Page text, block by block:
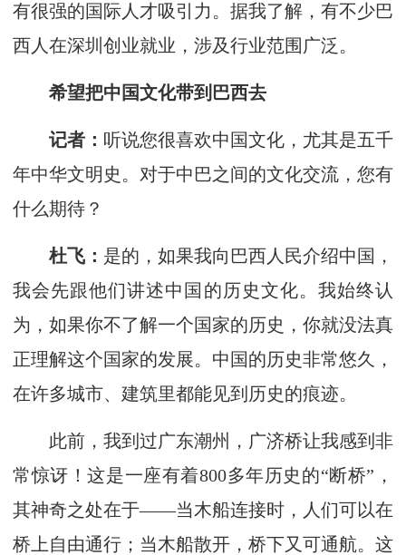
有很强的国际人才吸引力。据我了解，有不少巴
西人在深圳创业就业，涉及行业范围广泛。
希望把中国文化带到巴西去
记者： 听说您很喜欢中国文化，尤其是五千
年中华文明史。对于中巴之间的文化交流，您有
什么期待？
杜飞： 是的，如果我向巴西人民介绍中国，
我会先跟他们讲述中国的历史文化。我始终认
为，如果你不了解一个国家的历史，你就没法真
正理解这个国家的发展。中国的历史非常悠久，
在许多城市、建筑里都能见到历史的痕迹。
此前，我到过广东潮州，广济桥让我感到非
常惊讶！这是一座有着800多年历史的“断桥”，
其神奇之处在于——当木船连接时，人们可以在
桥上自由通行；当木船散开，桥下又可通航。这